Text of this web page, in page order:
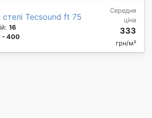
стелі Tecsound ft 75
16
- 400
Середня
ціна
333
грн/м²